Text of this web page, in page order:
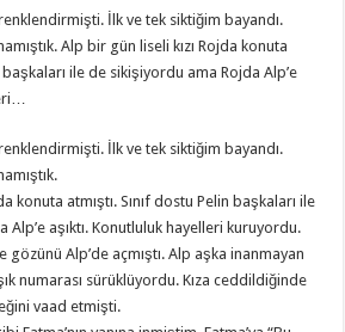
renklendirmişti. İlk ve tek siktiğim bayandı.
Alp bir gün liseli kızı Rojda konuta
başkaları ile de sikişiyordu ama Rojda Alp’e
renklendirmişti. İlk ve tek siktiğim bayandı.
konuta atmıştı. Sınıf dostu Pelin başkaları ile
aşıktı. Konutluluk hayelleri kuruyordu.
gözünü Alp’de açmıştı. Alp aşka inanmayan
numarası sürüklüyordu. Kıza ceddildiğinde
vaad etmişti.